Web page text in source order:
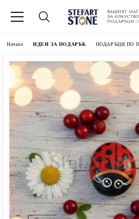
Начало ИДЕИ ЗА ПОДАРЪК ПОДАРЪЦИ ПО